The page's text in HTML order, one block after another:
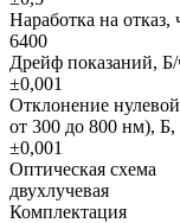
Наработка на отказ,
6400
Дрейф показаний, Б/
±0,001
Отклонение
от 300 до 800 нм), Б,
±0,001
Оптическая схема
двухлучевая
Комплектация